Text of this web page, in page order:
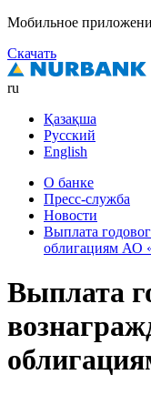
Мобильное
Скачать
ru
Қазақша
Русский
English
О банке
Пресс-служба
Новости
Выплата
облигациям АО
Выплата